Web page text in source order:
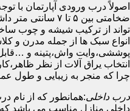
اصولاً درب ورودی آپارتمان با
ضخامتی بین ۵ تا
تواند از ترکیب شیشه و چوب
انواع سبک ها از جمله مدرن و
پوششی،وایت واش،پتینه و
انتخاب یراق آلات از نظر
چرا که منجر به زیبایی و طول
درب داخلی:همانطور که از
داخلی منازل مناسب می باشد که